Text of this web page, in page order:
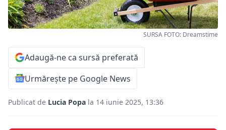
SURSA FOTO: Dreamstime
Adaugă-ne ca sursă preferată
Urmărește pe Google News
Publicat de Lucia Popa la 14 iunie 2025, 13:36